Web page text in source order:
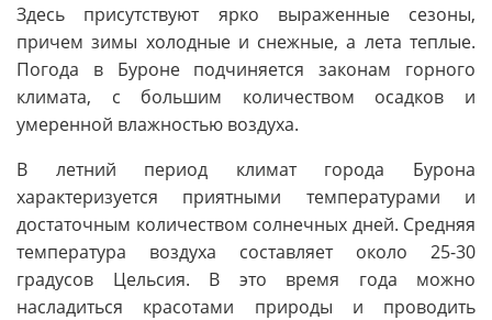
Здесь присутствуют ярко выраженные сезоны,
причем зимы холодные и снежные, а лета теплые.
Погода в Буроне подчиняется законам горного
климата, с большим количеством осадков и
умеренной влажностью воздуха.
В летний период климат города Бурона
характеризуется приятными температурами и
достаточным количеством солнечных дней. Средняя
температура воздуха составляет около 25-30
градусов Цельсия. В это время года можно
насладиться красотами природы и проводить